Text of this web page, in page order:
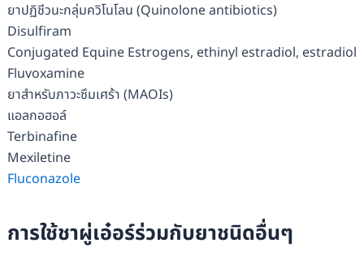
ยาปฏิชีวนะกลุ่มควิโนโลน (Quinolone antibiotics)
Disulfiram
Conjugated Equine Estrogens, ethinyl estradiol, estradiol
Fluvoxamine
ยาสำหรับภาวะซึมเศร้า (MAOIs)
แอลกอฮอล์
Terbinafine
Mexiletine
Fluconazole
การใช้ชาผู่เอ๋อร์ร่วมกับยาชนิดอื่นๆ